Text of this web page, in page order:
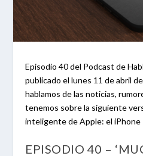
Episodio 40 del Podcast de
publicado el lunes 11 de abril
hablamos de las noticias,
tenemos sobre la siguiente
inteligente de Apple: el iPhone
EPISODIO 40 –